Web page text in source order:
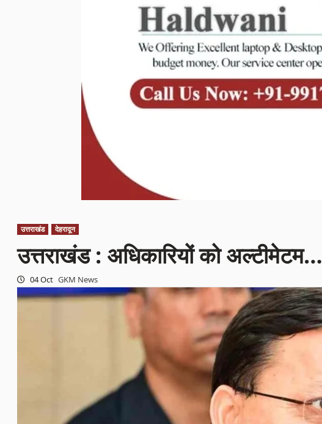
उत्तराखंड देहरादून
उत्तराखंड : अधिकारियों को अल्टीमेटम…
04 Oct GKM News